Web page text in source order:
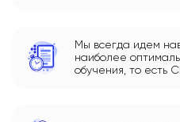
Мы всегда идем
наиболее
обучения, то есть